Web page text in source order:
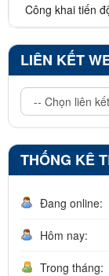
Công khai tiến
LIÊN KẾT
THỐNG KÊ
Đang online:
Hôm nay:
Trong tháng: